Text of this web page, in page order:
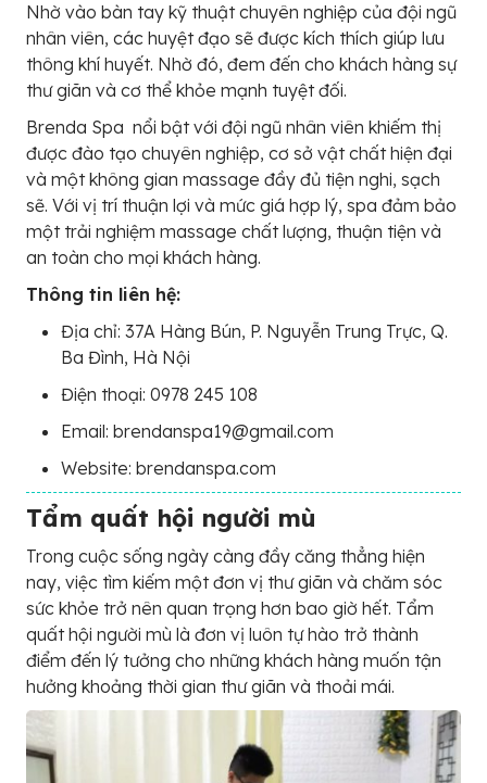
Nhờ vào bàn tay kỹ thuật chuyên nghiệp của đội ngũ
nhân viên, các huyệt đạo sẽ được kích thích giúp lưu
thông khí huyết. Nhờ đó, đem đến cho khách hàng sự
thư giãn và cơ thể khỏe mạnh tuyệt đối.
Brenda Spa nổi bật với đội ngũ nhân viên khiếm thị
được đào tạo chuyên nghiệp, cơ sở vật chất hiện đại
và một không gian massage đầy đủ tiện nghi, sạch
sẽ. Với vị trí thuận lợi và mức giá hợp lý, spa đảm bảo
một trải nghiệm massage chất lượng, thuận tiện và
an toàn cho mọi khách hàng.
Thông tin liên hệ:
Địa chỉ: 37A Hàng Bún, P. Nguyễn Trung Trực, Q.
Ba Đình, Hà Nội
Điện thoại: 0978 245 108
Email: brendanspa19@gmail.com
Website: brendanspa.com
Tẩm quất hội người mù
Trong cuộc sống ngày càng đầy căng thẳng hiện
nay, việc tìm kiếm một đơn vị thư giãn và chăm sóc
sức khỏe trở nên quan trọng hơn bao giờ hết. Tẩm
quất hội người mù là đơn vị luôn tự hào trở thành
điểm đến lý tưởng cho những khách hàng muốn tận
hưởng khoảng thời gian thư giãn và thoải mái.